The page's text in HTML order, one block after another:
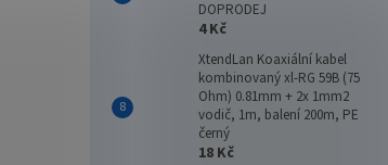
DOPRODEJ
4 Kč
XtendLan Koaxiální kabel
kombinovaný xl-RG 59B (75
Ohm) 0.81mm + 2x 1mm2
vodič, 1m, balení 200m, PE
černý
18 Kč